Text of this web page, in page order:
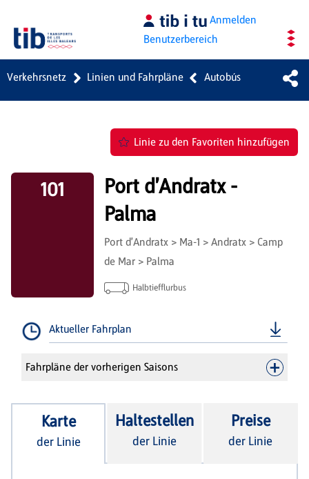
Anmelden
Benutzerbereich
Verkehrsnetz Linien und Fahrpläne Autobús
Linie zu den Favoriten hinzufügen
101
Port d'Andratx -
Palma
Port d'Andratx > Ma-1 > Andratx > Camp
de Mar > Palma
Halbtiefflurbus
Aktueller Fahrplan
Fahrpläne der vorherigen Saisons
Karte
der Linie
Haltestellen
der Linie
Preise
der Linie